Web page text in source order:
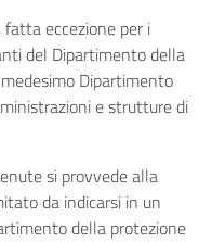
fatta eccezione per i
del Dipartimento della
Dipartimento
e strutture di
si provvede alla
da indicarsi in un
della protezione